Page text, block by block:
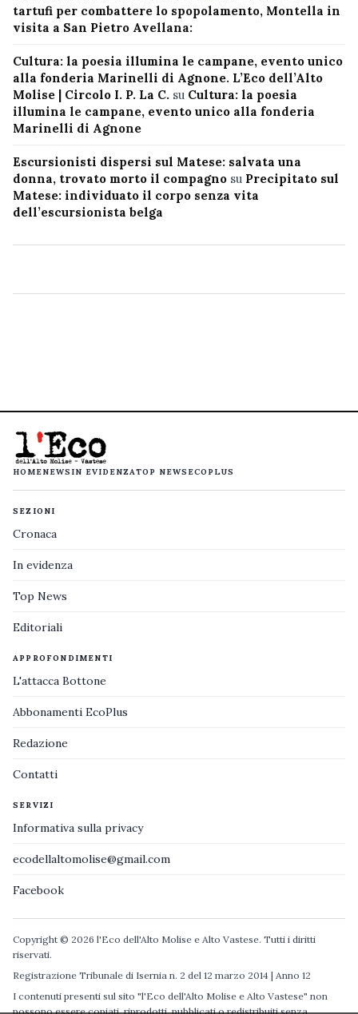
tartufi per combattere lo spopolamento, Montella in
visita a San Pietro Avellana:
Cultura: la poesia illumina le campane, evento unico
alla fonderia Marinelli di Agnone. L’Eco dell’Alto
Molise | Circolo I. P. La C. su Cultura: la poesia
illumina le campane, evento unico alla fonderia
Marinelli di Agnone
Escursionisti dispersi sul Matese: salvata una
donna, trovato morto il compagno su Precipitato sul
Matese: individuato il corpo senza vita
dell’escursionista belga
HOMENEWS IN EVIDENZATOP NEWS ECOPLUS
SEZIONI
Cronaca
In evidenza
Top News
Editoriali
APPROFONDIMENTI
L'attacca Bottone
Abbonamenti EcoPlus
Redazione
Contatti
SERVIZI
Informativa sulla privacy
ecodellaltomolise@gmail.com
Facebook
Copyright © 2026 l'Eco dell'Alto Molise e Alto Vastese. Tutti i diritti
riservati.
Registrazione Tribunale di Isernia n. 2 del 12 marzo 2014 | Anno 12
I contenuti presenti sul sito "l'Eco dell'Alto Molise e Alto Vastese" non
possono essere copiati, riprodotti, pubblicati o redistribuiti senza